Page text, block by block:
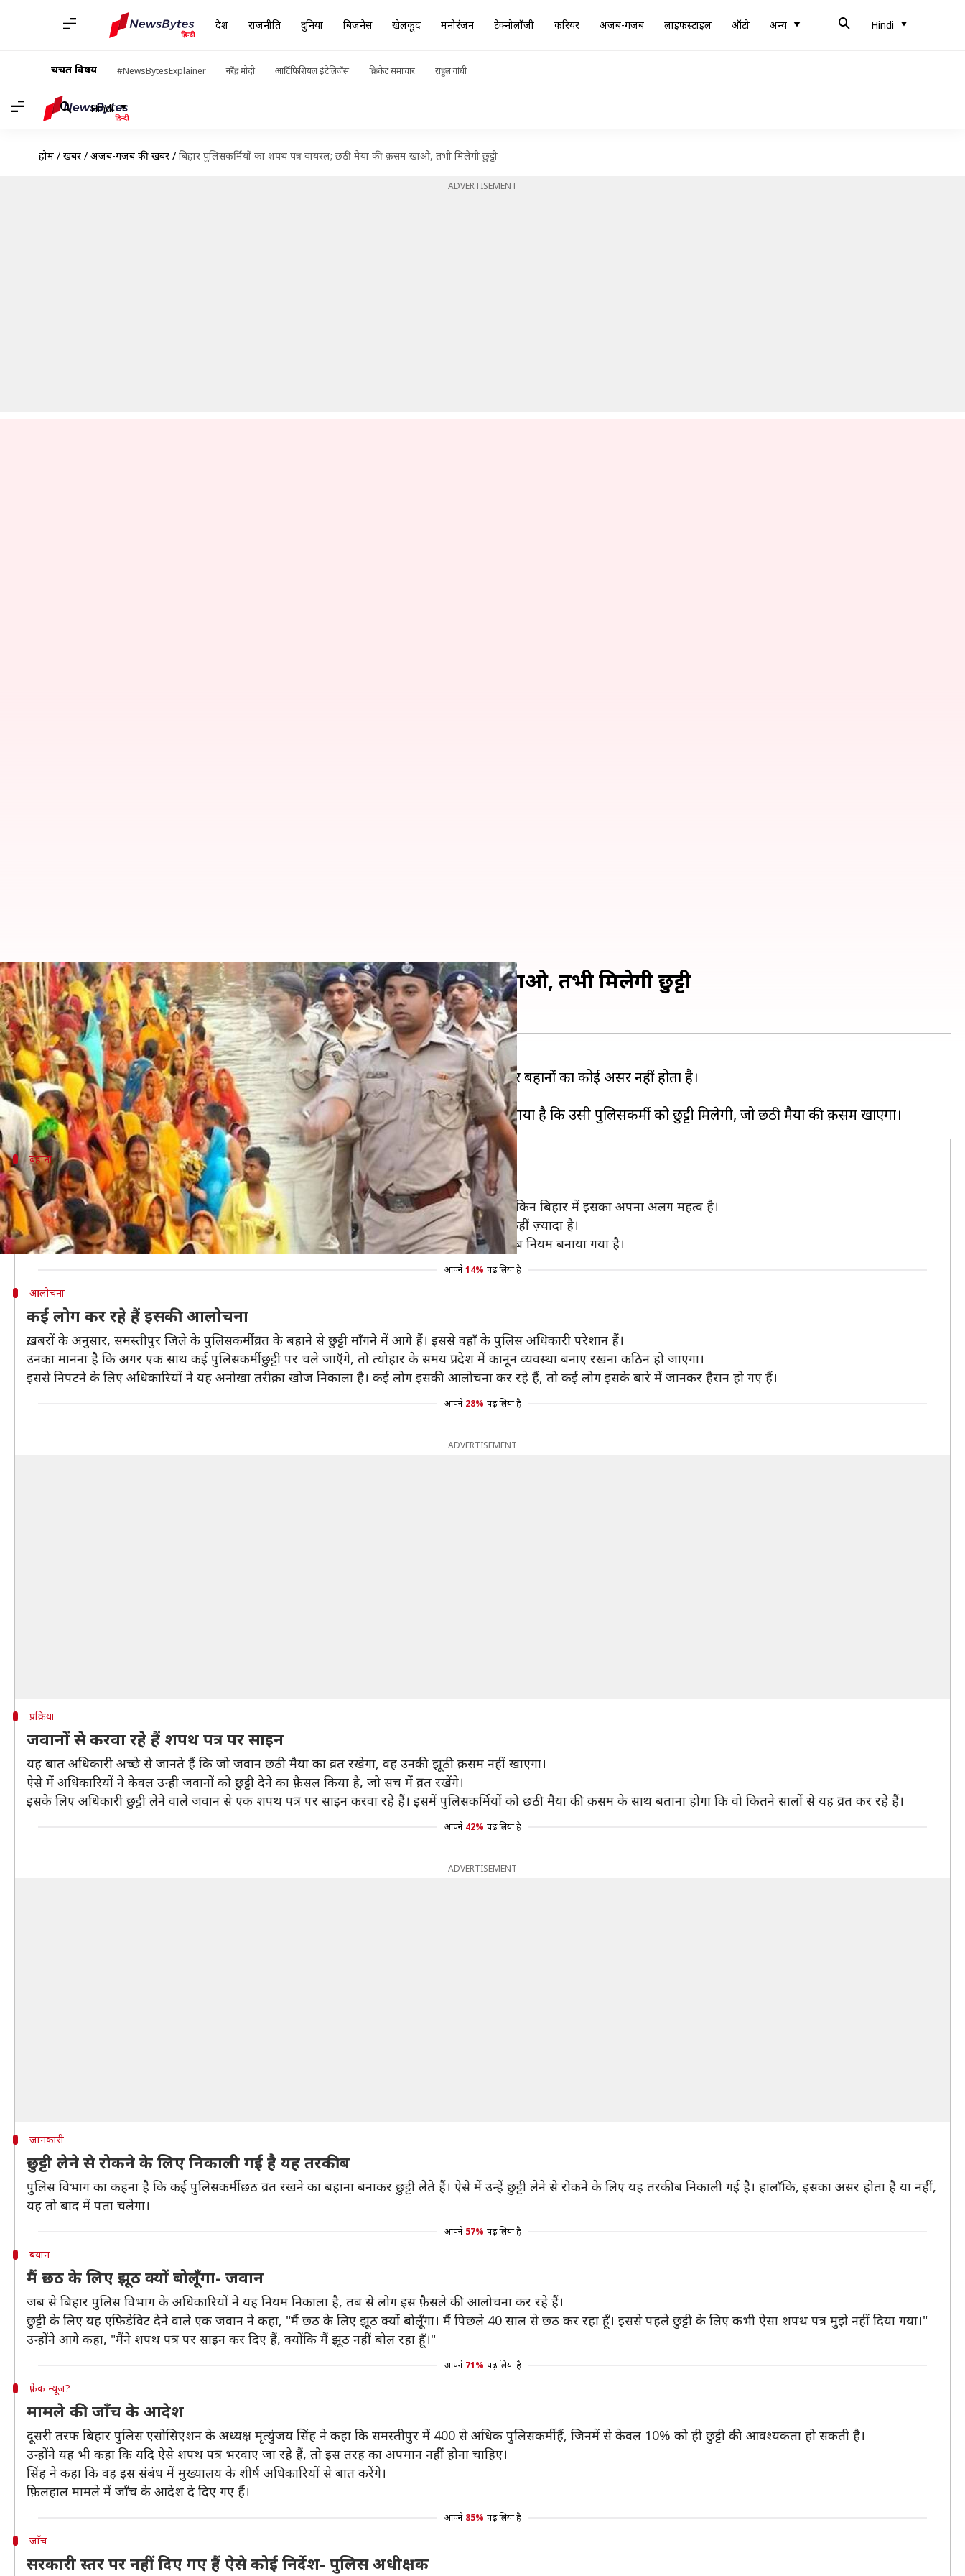
देश राजनीति दुनिया बिज़नेस खेलकूद मनोरंजन टेक्नोलॉजी करियर अजब-गजब लाइफस्टाइल ऑटो अन्य Hindi
चर्चित विषय #NewsBytesExplainer नरेंद्र मोदी आर्टिफिशियल इंटेलिजेंस क्रिकेट समाचार राहुल गांधी
Hindi
होम / खबरें / अजब-गजब की खबरें / बिहार पुलिसकर्मियों का शपथ पत्र वायरल; छठी मैया की क़सम खाओ, तभी मिलेगी छुट्टी
ADVERTISEMENT
बिहार पुलिसकर्मियों का शपथ पत्र वायरल; छठी मैया की क़सम खाओ, तभी मिलेगी छुट्टी
लेखन प्रदीप मौर्य Oct 31, 2019 03:45 pm
क्या है खबर?
छुट्टी पाने के लिए लोग तरह-तरह के बहाने बनाते हैं। कई बार बहाने काम कर जाते हैं, लेकिन कई बार बहानों का कोई असर नहीं होता है।
बॉस भी छुट्टी न देने के कई बहाने बनाते हैं और कई नए नियम बताते हैं।
बहाना
छठ व्रत का बहाना बनाकर माँगते हैं छुट्टी
पूर्वी भारत का चार दिवसीय छठ पर्व आज से शुरू हो गया है। यह पर्व वैसे तो पूरे देश में मनाया जाता है, लेकिन बिहार में इसका अपना अलग महत्व है।
वहाँ लगभग हर घर में लोग छठी मैया की पूजा करते हैं। ऐसे में वहाँ के लोगों के लिए छठी मैया का महत्व कहीं ज़्यादा है।
इस वजह से पुलिसकर्मी छठ व्रत का बहाना बनाकर छुट्टी माँगते हैं। इसे ध्यान में रखकर ही यह अजीबो-गरीब नियम बनाया गया है।
आपने 14% पढ़ लिया है
आलोचना
कई लोग कर रहे हैं इसकी आलोचना
ख़बरों के अनुसार, समस्तीपुर ज़िले के पुलिसकर्मी व्रत के बहाने से छुट्टी माँगने में आगे हैं। इससे वहाँ के पुलिस अधिकारी परेशान हैं।
उनका मानना है कि अगर एक साथ कई पुलिसकर्मी छुट्टी पर चले जाएँगे, तो त्योहार के समय प्रदेश में कानून व्यवस्था बनाए रखना कठिन हो जाएगा।
इससे निपटने के लिए अधिकारियों ने यह अनोखा तरीक़ा खोज निकाला है। कई लोग इसकी आलोचना कर रहे हैं, तो कई लोग इसके बारे में जानकर हैरान हो गए हैं।
आपने 28% पढ़ लिया है
ADVERTISEMENT
प्रक्रिया
जवानों से करवा रहे हैं शपथ पत्र पर साइन
यह बात अधिकारी अच्छे से जानते हैं कि जो जवान छठी मैया का व्रत रखेगा, वह उनकी झूठी क़सम नहीं खाएगा।
ऐसे में अधिकारियों ने केवल उन्ही जवानों को छुट्टी देने का फ़ैसल किया है, जो सच में व्रत रखेंगे।
इसके लिए अधिकारी छुट्टी लेने वाले जवान से एक शपथ पत्र पर साइन करवा रहे हैं। इसमें पुलिसकर्मियों को छठी मैया की क़सम के साथ बताना होगा कि वो कितने सालों से यह व्रत कर रहे हैं।
आपने 42% पढ़ लिया है
ADVERTISEMENT
जानकारी
छुट्टी लेने से रोकने के लिए निकाली गई है यह तरकीब
पुलिस विभाग का कहना है कि कई पुलिसकर्मी छठ व्रत रखने का बहाना बनाकर छुट्टी लेते हैं। ऐसे में उन्हें छुट्टी लेने से रोकने के लिए यह तरकीब निकाली गई है। हालाँकि, इसका असर होता है या नहीं,
यह तो बाद में पता चलेगा।
आपने 57% पढ़ लिया है
बयान
मैं छठ के लिए झूठ क्यों बोलूँगा- जवान
जब से बिहार पुलिस विभाग के अधिकारियों ने यह नियम निकाला है, तब से लोग इस फ़ैसले की आलोचना कर रहे हैं।
छुट्टी के लिए यह एफ़िडेविट देने वाले एक जवान ने कहा, "मैं छठ के लिए झूठ क्यों बोलूँगा। मैं पिछले 40 साल से छठ कर रहा हूँ। इससे पहले छुट्टी के लिए कभी ऐसा शपथ पत्र मुझे नहीं दिया गया।"
उन्होंने आगे कहा, "मैंने शपथ पत्र पर साइन कर दिए हैं, क्योंकि मैं झूठ नहीं बोल रहा हूँ।"
आपने 71% पढ़ लिया है
फ़ेक न्यूज?
मामले की जाँच के आदेश
दूसरी तरफ बिहार पुलिस एसोसिएशन के अध्यक्ष मृत्युंजय सिंह ने कहा कि समस्तीपुर में 400 से अधिक पुलिसकर्मी हैं, जिनमें से केवल 10% को ही छुट्टी की आवश्यकता हो सकती है।
उन्होंने यह भी कहा कि यदि ऐसे शपथ पत्र भरवाए जा रहे हैं, तो इस तरह का अपमान नहीं होना चाहिए।
सिंह ने कहा कि वह इस संबंध में मुख्यालय के शीर्ष अधिकारियों से बात करेंगे।
फ़िलहाल मामले में जाँच के आदेश दे दिए गए हैं।
आपने 85% पढ़ लिया है
जाँच
सरकारी स्तर पर नहीं दिए गए हैं ऐसे कोई निर्देश- पुलिस अधीक्षक